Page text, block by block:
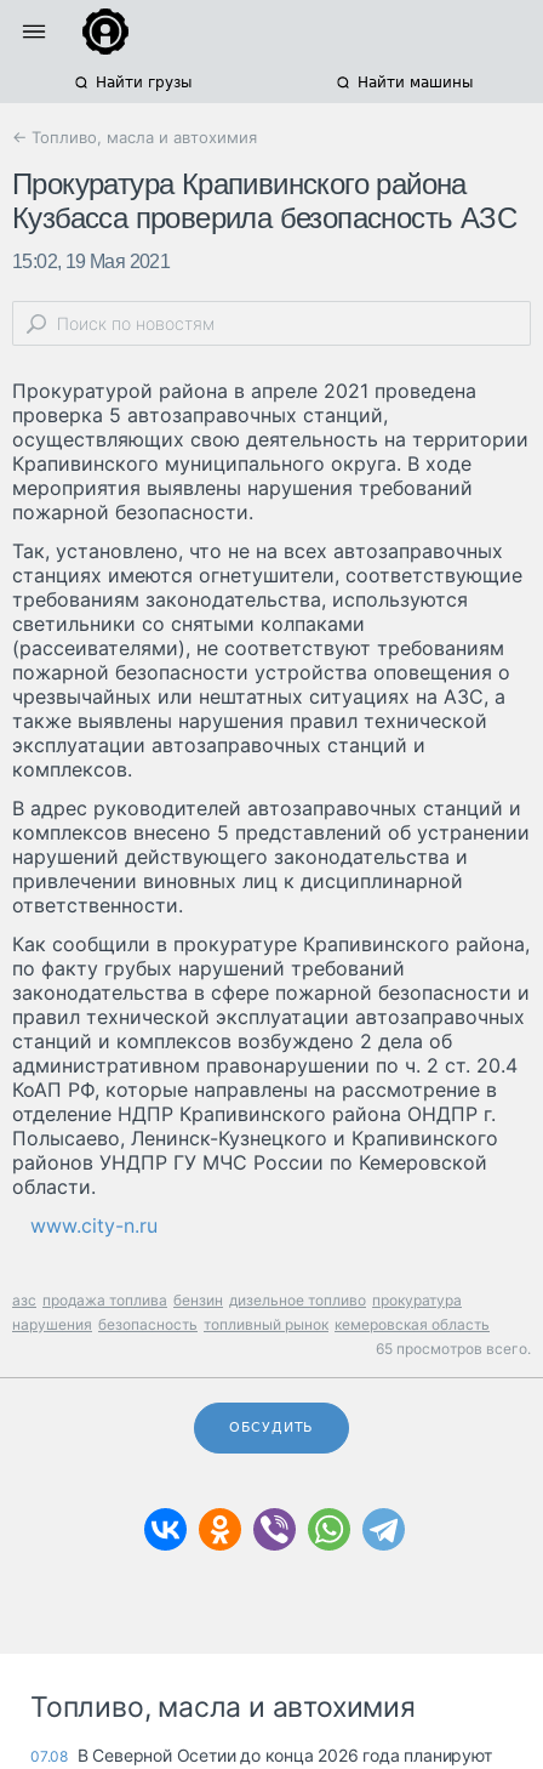
Найти грузы Найти машины
← Топливо, масла и автохимия
Прокуратура Крапивинского района
Кузбасса проверила безопасность АЗС
15:02, 19 Мая 2021
Прокуратурой района в апреле 2021 проведена
проверка 5 автозаправочных станций,
осуществляющих свою деятельность на территории
Крапивинского муниципального округа. В ходе
мероприятия выявлены нарушения требований
пожарной безопасности.
Так, установлено, что не на всех автозаправочных
станциях имеются огнетушители, соответствующие
требованиям законодательства, используются
светильники со снятыми колпаками
(рассеивателями), не соответствуют требованиям
пожарной безопасности устройства оповещения о
чрезвычайных или нештатных ситуациях на АЗС, а
также выявлены нарушения правил технической
эксплуатации автозаправочных станций и
комплексов.
В адрес руководителей автозаправочных станций и
комплексов внесено 5 представлений об устранении
нарушений действующего законодательства и
привлечении виновных лиц к дисциплинарной
ответственности.
Как сообщили в прокуратуре Крапивинского района,
по факту грубых нарушений требований
законодательства в сфере пожарной безопасности и
правил технической эксплуатации автозаправочных
станций и комплексов возбуждено 2 дела об
административном правонарушении по ч. 2 ст. 20.4
КоАП РФ, которые направлены на рассмотрение в
отделение НДПР Крапивинского района ОНДПР г.
Полысаево, Ленинск-Кузнецкого и Крапивинского
районов УНДПР ГУ МЧС России по Кемеровской
области.
www.city-n.ru
азс продажа топлива бензин дизельное топливо прокуратура
нарушения безопасность топливный рынок кемеровская область
65 просмотров всего.
ОБСУДИТЬ
Топливо, масла и автохимия
07.08 В Северной Осетии до конца 2026 года планируют